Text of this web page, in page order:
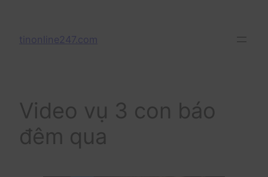
content
tinonline247.com
Video vụ 3 con báo
đêm qua